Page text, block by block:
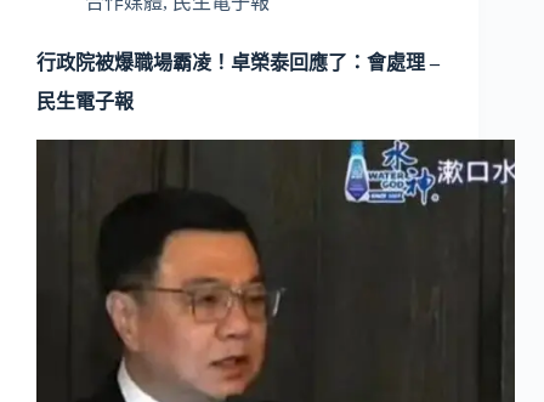
行政院被爆職場霸凌！卓榮泰回應了：會處理 –
民生電子報